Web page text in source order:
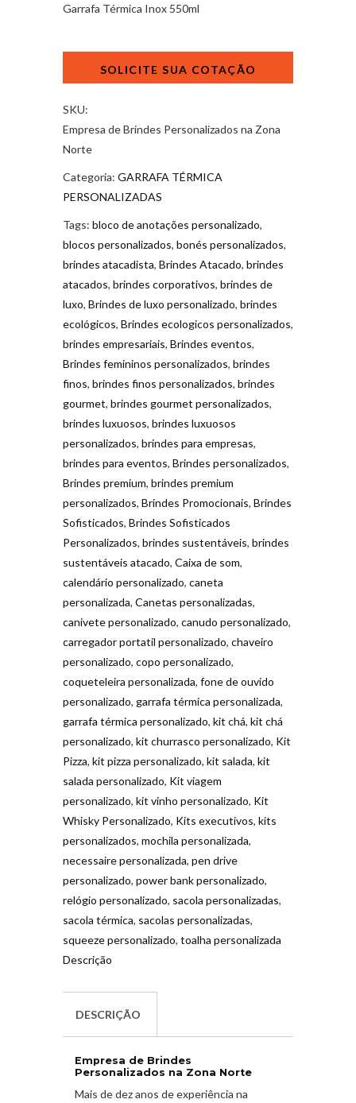
Garrafa Térmica Inox 550ml
na
Zona
Norte
quantidade
SKU:
Empresa de Brindes Personalizados na Zona
Norte
Categoria: GARRAFA TÉRMICA
PERSONALIZADAS
Tags: bloco de anotações personalizado,
blocos personalizados, bonés personalizados,
brindes atacadista, Brindes Atacado, brindes
atacados, brindes corporativos, brindes de
luxo, Brindes de luxo personalizado, brindes
ecológicos, Brindes ecologicos personalizados,
brindes empresariais, Brindes eventos,
Brindes femininos personalizados, brindes
finos, brindes finos personalizados, brindes
gourmet, brindes gourmet personalizados,
brindes luxuosos, brindes luxuosos
personalizados, brindes para empresas,
brindes para eventos, Brindes personalizados,
Brindes premium, brindes premium
personalizados, Brindes Promocionais, Brindes
Sofisticados, Brindes Sofisticados
Personalizados, brindes sustentáveis, brindes
sustentáveis atacado, Caixa de som,
calendário personalizado, caneta
personalizada, Canetas personalizadas,
canivete personalizado, canudo personalizado,
carregador portatil personalizado, chaveiro
personalizado, copo personalizado,
coqueteleira personalizada, fone de ouvido
personalizado, garrafa térmica personalizada,
garrafa térmica personalizado, kit chá, kit chá
personalizado, kit churrasco personalizado, Kit
Pizza, kit pizza personalizado, kit salada, kit
salada personalizado, Kit viagem
personalizado, kit vinho personalizado, Kit
Whisky Personalizado, Kits executivos, kits
personalizados, mochila personalizada,
necessaire personalizada, pen drive
personalizado, power bank personalizado,
relógio personalizado, sacola personalizadas,
sacola térmica, sacolas personalizadas,
squeeze personalizado, toalha personalizada
Descrição
DESCRIÇÃO
Empresa de Brindes
Personalizados na Zona Norte
Mais de dez anos de experiência na